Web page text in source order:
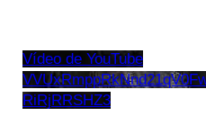
Vídeo de YouTube
RiRjRRSHZ3